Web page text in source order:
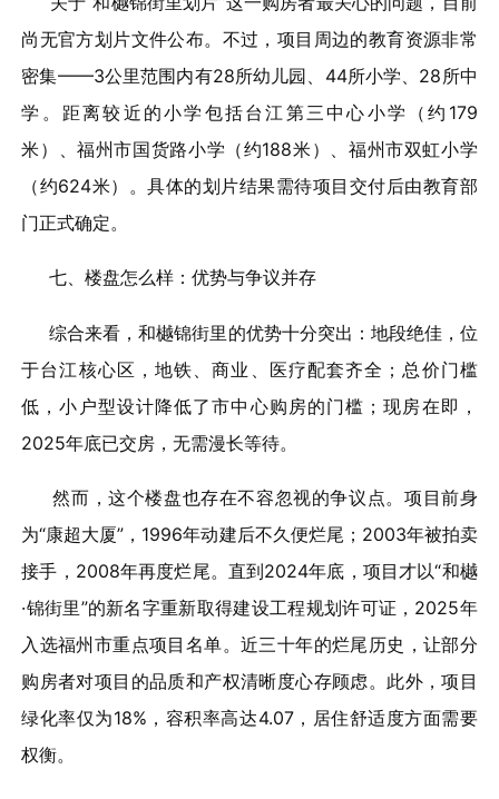
尚无官方划片文件公布。不过，项目周边的教育资源非常
密集——3公里范围内有28所幼儿园、44所小学、28所中
学。距离较近的小学包括台江第三中心小学（约179
米）、福州市国货路小学（约188米）、福州市双虹小学
（约624米）。具体的划片结果需待项目交付后由教育部
门正式确定。
七、楼盘怎么样：优势与争议并存
综合来看，和樾锦街里的优势十分突出：地段绝佳，位
于台江核心区，地铁、商业、医疗配套齐全；总价门槛
低，小户型设计降低了市中心购房的门槛；现房在即，
2025年底已交房，无需漫长等待。
然而，这个楼盘也存在不容忽视的争议点。项目前身
为“康超大厦”，1996年动建后不久便烂尾；2003年被拍卖
接手，2008年再度烂尾。直到2024年底，项目才以“和樾
·锦街里”的新名字重新取得建设工程规划许可证，2025年
入选福州市重点项目名单。近三十年的烂尾历史，让部分
购房者对项目的品质和产权清晰度心存顾虑。此外，项目
绿化率仅为18%，容积率高达4.07，居住舒适度方面需要
权衡。